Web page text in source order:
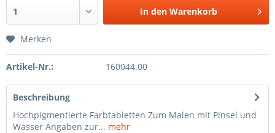
In den Warenkorb
Merken
Artikel-Nr.: 160044.00
Beschreibung
Hochpigmentierte Farbtabletten Zum Malen mit Pinsel und
Wasser Angaben zur... mehr